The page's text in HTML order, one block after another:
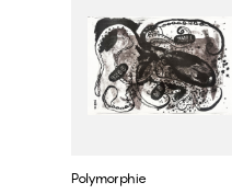
Polymorphie